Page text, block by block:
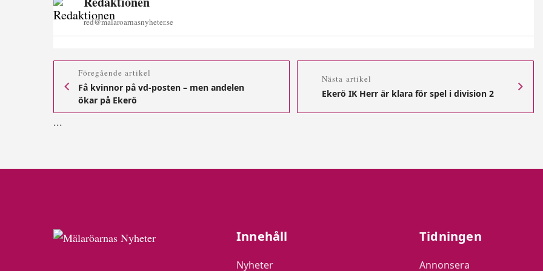
red@malaroarnasnyheter.se
Föregående artikel
Få kvinnor på vd-posten – men andelen
ökar på Ekerö
Nästa artikel
Ekerö IK Herr är klara för spel i division 2
...
Innehåll
Nyheter
Tidningen
Annonsera